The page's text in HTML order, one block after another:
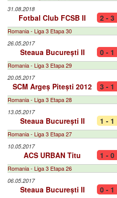
31.08.2018
Fotbal Club FCSB II 2 - 3
Romania - Liga 3 Etapa 30
26.05.2017
Steaua București II 0 - 1
Romania - Liga 3 Etapa 29
20.05.2017
SCM Argeș Pitești 2012 3 - 1
Romania - Liga 3 Etapa 28
13.05.2017
Steaua București II 1 - 1
Romania - Liga 3 Etapa 27
10.05.2017
ACS URBAN Titu 1 - 0
Romania - Liga 3 Etapa 26
06.05.2017
Steaua București II 0 - 1